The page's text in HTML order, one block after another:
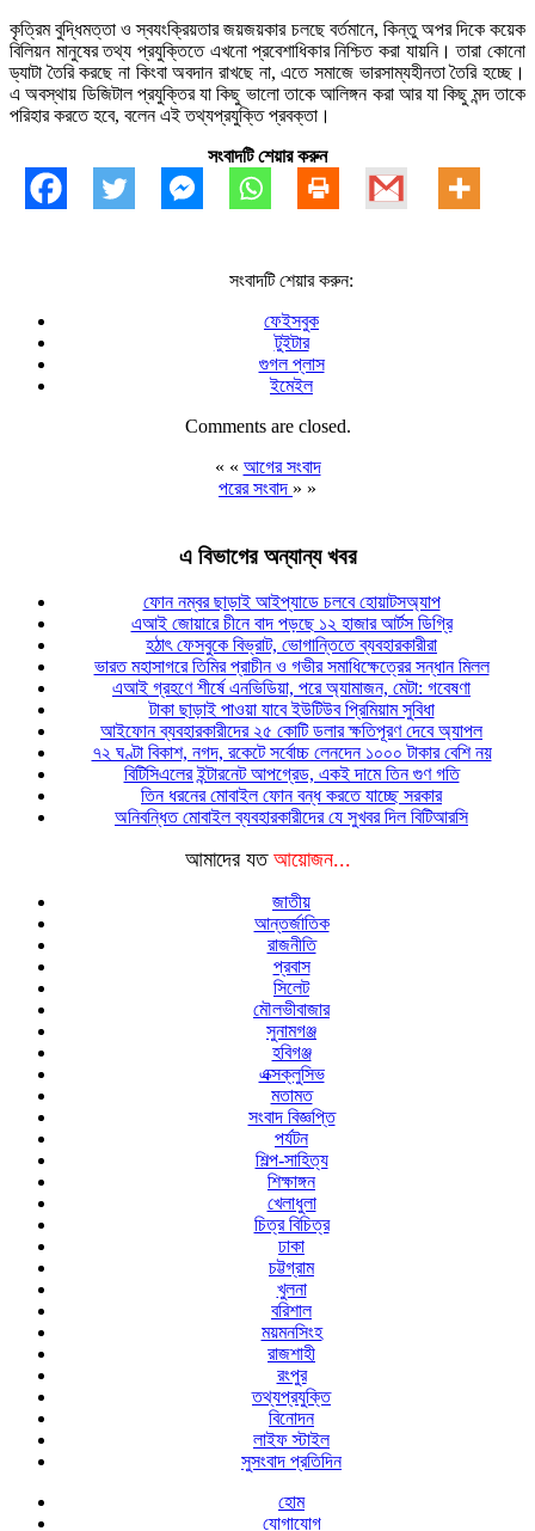
কৃত্রিম বুদ্ধিমত্তা ও স্বযংক্রিয়তার জয়জয়কার চলছে বর্তমানে, কিন্তু অপর দিকে কয়েক
বিলিয়ন মানুষের তথ্য প্রযুক্তিতে এখনো প্রবেশাধিকার নিশ্চিত করা যায়নি। তারা কোনো
ড্যাটা তৈরি করছে না কিংবা অবদান রাখছে না, এতে সমাজে ভারসাম্যহীনতা তৈরি হচ্ছে।
এ অবস্থায় ডিজিটাল প্রযুক্তির যা কিছু ভালো তাকে আলিঙ্গন করা আর যা কিছু মন্দ তাকে
পরিহার করতে হবে, বলেন এই তথ্যপ্রযুক্তি প্রবক্তা।
সংবাদটি শেয়ার করুন
সংবাদটি শেয়ার করুন:
ফেইসবুক
টুইটার
গুগল প্লাস
ইমেইল
Comments are closed.
« « আগের সংবাদ
পরের সংবাদ » »
এ বিভাগের অন্যান্য খবর
ফোন নম্বর ছাড়াই আইপ্যাডে চলবে হোয়াটসঅ্যাপ
এআই জোয়ারে চীনে বাদ পড়ছে ১২ হাজার আর্টস ডিগ্রি
হঠাৎ ফেসবুকে বিভ্রাট, ভোগান্তিতে ব্যবহারকারীরা
ভারত মহাসাগরে তিমির প্রাচীন ও গভীর সমাধিক্ষেত্রের সন্ধান মিলল
এআই গ্রহণে শীর্ষে এনভিডিয়া, পরে অ্যামাজন, মেটা: গবেষণা
টাকা ছাড়াই পাওয়া যাবে ইউটিউব প্রিমিয়াম সুবিধা
আইফোন ব্যবহারকারীদের ২৫ কোটি ডলার ক্ষতিপূরণ দেবে অ্যাপল
৭২ ঘণ্টা বিকাশ, নগদ, রকেটে সর্বোচ্চ লেনদেন ১০০০ টাকার বেশি নয়
বিটিসিএলের ইন্টারনেট আপগ্রেড, একই দামে তিন গুণ গতি
তিন ধরনের মোবাইল ফোন বন্ধ করতে যাচ্ছে সরকার
অনিবন্ধিত মোবাইল ব্যবহারকারীদের যে সুখবর দিল বিটিআরসি
আমাদের যত আয়োজন...
জাতীয়
আন্তর্জাতিক
রাজনীতি
প্রবাস
সিলেট
মৌলভীবাজার
সুনামগঞ্জ
হবিগঞ্জ
এক্সক্লুসিভ
মতামত
সংবাদ বিজ্ঞপ্তি
পর্যটন
শিল্প-সাহিত্য
শিক্ষাঙ্গন
খেলাধুলা
চিত্র বিচিত্র
ঢাকা
চট্টগ্রাম
খুলনা
বরিশাল
ময়মনসিংহ
রাজশাহী
রংপুর
তথ্যপ্রযুক্তি
বিনোদন
লাইফ স্টাইল
সুসংবাদ প্রতিদিন
হোম
যোগাযোগ